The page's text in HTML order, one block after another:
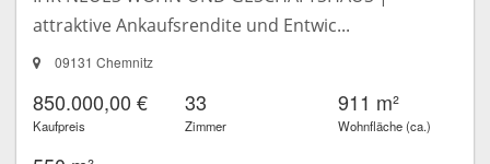
attraktive Ankaufsrendite und Entwic...
09131 Chemnitz
850.000,00 €
Kaufpreis
33
Zimmer
911 m²
Wohnfläche (ca.)